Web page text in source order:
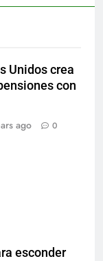
Unidos crea
con
ago 0
esconder